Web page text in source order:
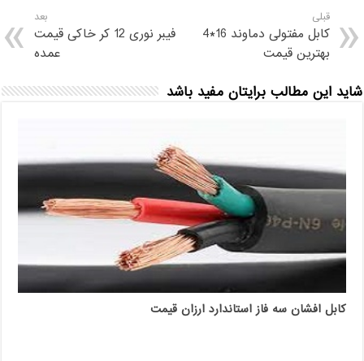
قبلی
کابل مفتولی دماوند 16*4
بهترین قیمت
بعد
فیبر نوری 12 کر خاکی قیمت
عمده
شاید این مطالب برایتان مفید باشد
کابل افشان سه فاز استاندارد ارزان قیمت